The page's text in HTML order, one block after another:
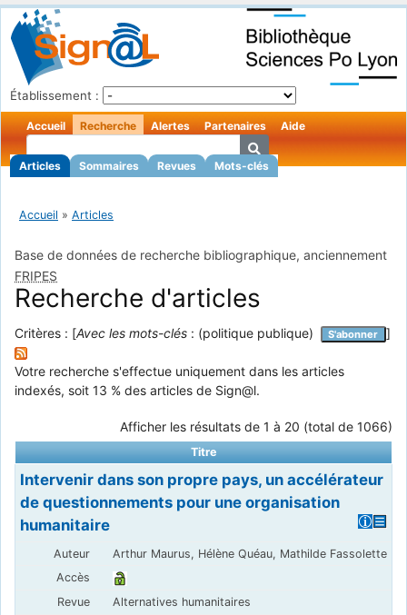
Établissement :
Accueil Recherche
Articles Sommaires Revues Mots-clés
Alertes Partenaires Aide
Accueil » Articles
Base de données de recherche bibliographique, anciennement
FRIPES
Recherche d'articles
Critères : [Avec les mots-clés : (politique publique) S'abonner ]
Votre recherche s'effectue uniquement dans les articles
indexés, soit 13 % des articles de Sign@l.
Afficher les résultats de 1 à 20 (total de 1066)
Titre
Intervenir dans son propre pays, un accélérateur
de questionnements pour une organisation
humanitaire
Arthur Maurus, Hélène Quéau, Mathilde Fassolette
Alternatives humanitaires